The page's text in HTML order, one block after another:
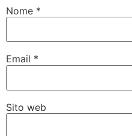
Nome *
Email *
Sito web